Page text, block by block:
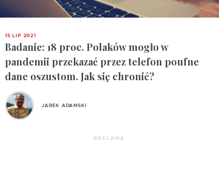
15 LIP 2021
Badanie: 18 proc. Polaków mogło w
pandemii przekazać przez telefon poufne
dane oszustom. Jak się chronić?
JAREK ADAMSKI
REKLAMA